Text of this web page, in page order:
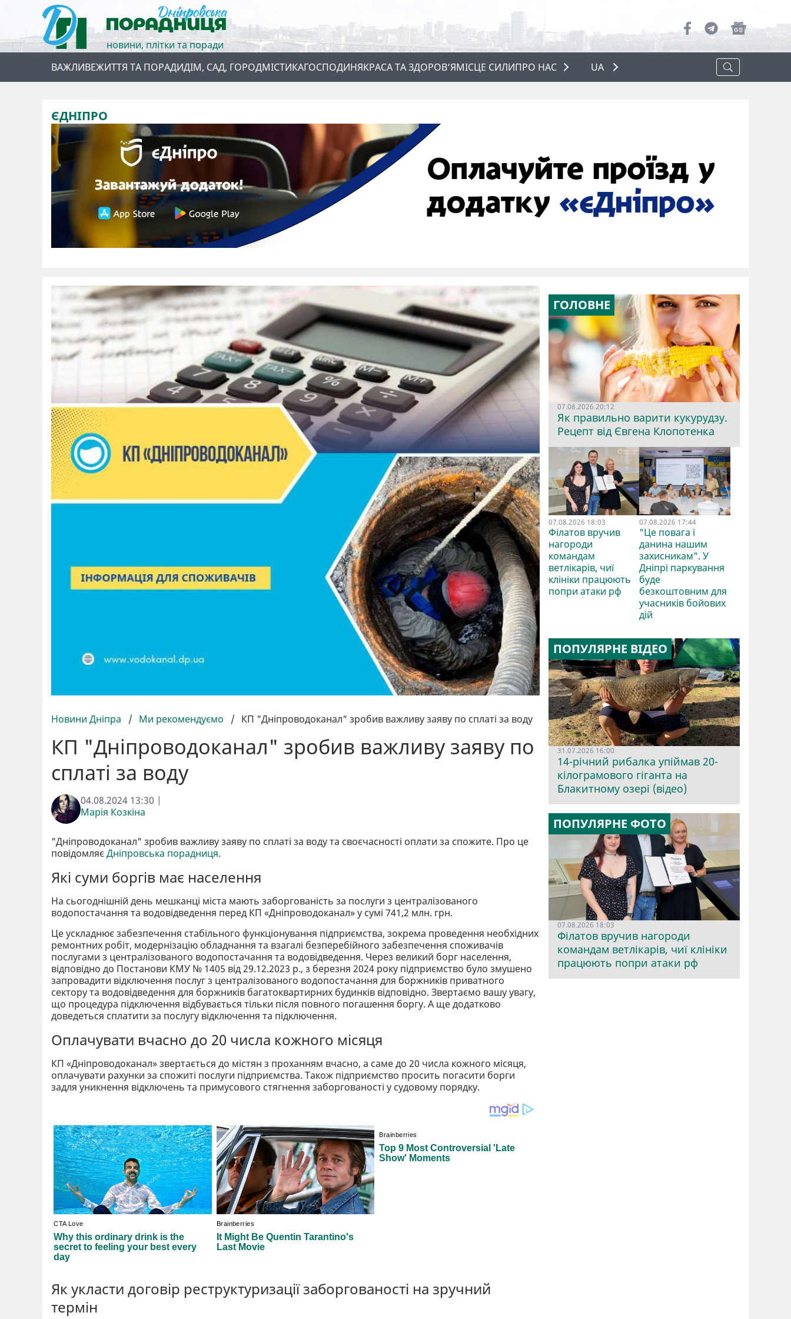
новини, плітки та поради
ВАЖЛИВЕЖИТТЯ ТА ПОРАДИДІМ, САД, ГОРОДМІСТИКАГОСПОДИНЯКРАСА ТА ЗДОРОВ’ЯМІСЦЕ СИЛИПРО НАС
UA
ЄДНІПРО
Новини Дніпра / Ми рекомендуємо / КП "Дніпроводоканал" зробив важливу заяву по сплаті за воду
КП "Дніпроводоканал" зробив важливу заяву по
сплаті за воду
04.08.2024 13:30 |
Марія Козкіна
"Дніпроводоканал" зробив важливу заяву по сплаті за воду та своєчасності оплати за спожите. Про це
повідомляєДніпровська порадниця.
Які суми боргів має населення
На сьогоднішній день мешканці міста мають заборгованість за послуги з централізованого
водопостачання та водовідведення перед КП «Дніпроводоканал» у сумі 741,2 млн. грн.
Це ускладнює забезпечення стабільного функціонування підприємства, зокрема проведення необхідних
ремонтних робіт, модернізацію обладнання та взагалі безперебійного забезпечення споживачів
послугами з централізованого водопостачання та водовідведення. Через великий борг населення,
відповідно до Постанови КМУ № 1405 від 29.12.2023 р., з березня 2024 року підприємство було змушено
запровадити відключення послуг з централізованого водопостачання для боржників приватного
сектору та водовідведення для боржників багатоквартирних будинків відповідно. Звертаємо вашу увагу,
що процедура підключення відбувається тільки після повного погашення боргу. А ще додатково
доведеться сплатити за послугу відключення та підключення.
Оплачувати вчасно до 20 числа кожного місяця
КП «Дніпроводоканал» звертається до містян з проханням вчасно, а саме до 20 числа кожного місяця,
оплачувати рахунки за спожиті послуги підприємства. Також підприємство просить погасити борги
задля уникнення відключень та примусового стягнення заборгованості у судовому порядку.
Як укласти договір реструктуризації заборгованості на зручний
термін
ГОЛОВНЕ
07.08.2026 20:12
Як правильно варити кукурудзу.
Рецепт від Євгена Клопотенка
07.08.2026 18:03
Філатов вручив
нагороди
командам
ветлікарів, чиї
клініки працюють
попри атаки рф
07.08.2026 17:44
"Це повага і
данина нашим
захисникам". У
Дніпрі паркування
буде
безкоштовним для
учасників бойових
дій
ПОПУЛЯРНЕ ВІДЕО
31.07.2026 16:00
14-річний рибалка упіймав 20-
кілограмового гіганта на
Блакитному озері (відео)
ПОПУЛЯРНЕ ФОТО
07.08.2026 18:03
Філатов вручив нагороди
командам ветлікарів, чиї клініки
працюють попри атаки рф